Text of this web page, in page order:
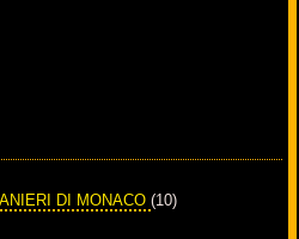
DI MONACO (10)